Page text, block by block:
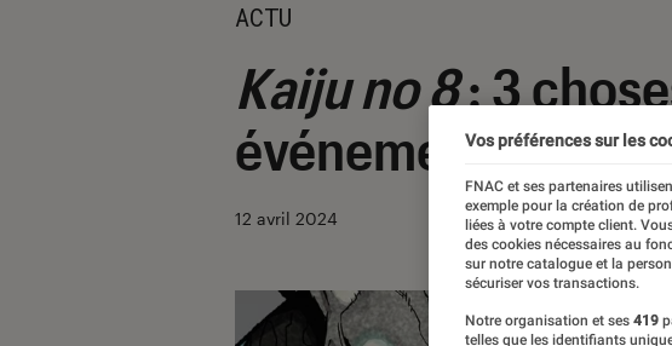
ACTU
Kaiju no 8: 3
événement
12 avril 2024
Vos préférences sur les
FNAC et ses partenaires
exemple pour la création de
liées à votre compte client.
des cookies nécessaires au
sur notre catalogue et la
sécuriser vos transactions.
Notre organisation et ses 419
telles que les identifiants